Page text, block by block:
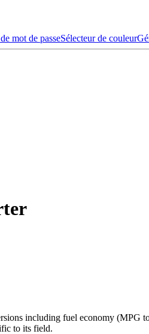
mot de passeSélecteur de couleur
including fuel economy (MPG
to its field.